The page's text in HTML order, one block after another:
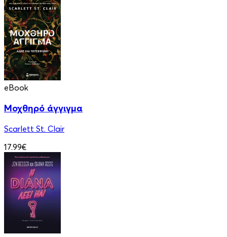
eBook
Μοχθηρό άγγιγμα
Scarlett St. Clair
17.99€